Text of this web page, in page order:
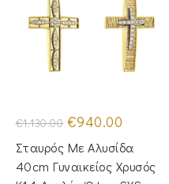
€1,130.00 Original
price
was:
€1,130.00.
€940.00
τιμή
είναι:
€940.00.
Σταυρός Με Αλυσίδα
40cm Γυναικείος Χρυσός